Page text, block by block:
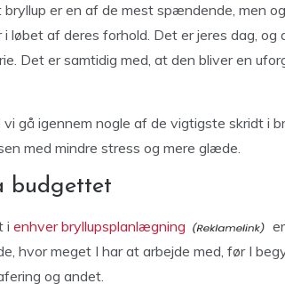
er en af de mest spændende, men
løbet af deres forhold. Det er jeres dag, og
Det er samtidig med, at den bliver en
vi gå igennem nogle af de vigtigste skridt i
med mindre stress og mere glæde.
budgettet
i enhver bryllupsplanlægning
hvor meget I har at arbejde med, før I
og andet.